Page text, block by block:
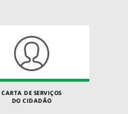
CARTA DE SERVIÇOS
DO CIDADÃO